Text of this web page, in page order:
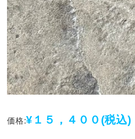
価格:¥１５，４００ (税込)